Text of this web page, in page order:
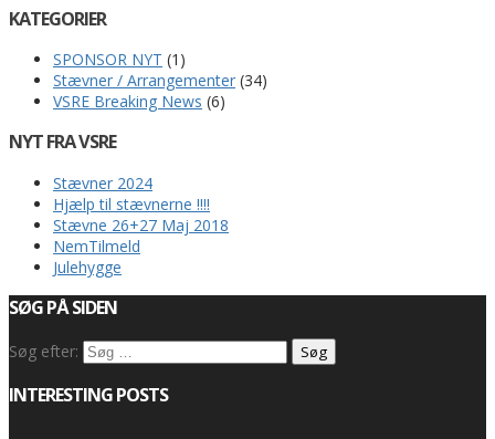
KATEGORIER
SPONSOR NYT (1)
Stævner / Arrangementer (34)
VSRE Breaking News (6)
NYT FRA VSRE
Stævner 2024
Hjælp til stævnerne !!!!
Stævne 26+27 Maj 2018
NemTilmeld
Julehygge
SØG PÅ SIDEN
Søg efter:
INTERESTING POSTS